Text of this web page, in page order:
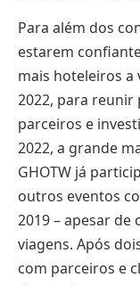
Para além dos
estarem
mais hoteleiros
2022, para reunir
parceiros e
2022, a grande
GHOTW já
outros eventos
2019 – apesar de
viagens. Após
com parceiros e